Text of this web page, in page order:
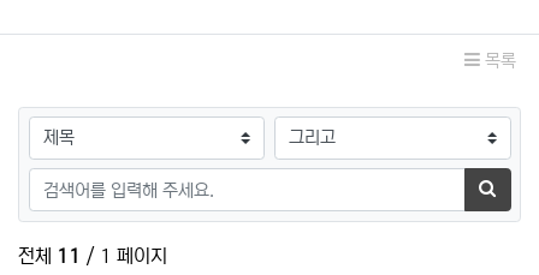
목록
검색대상
검색어
검색하
전체 11 / 1 페이지